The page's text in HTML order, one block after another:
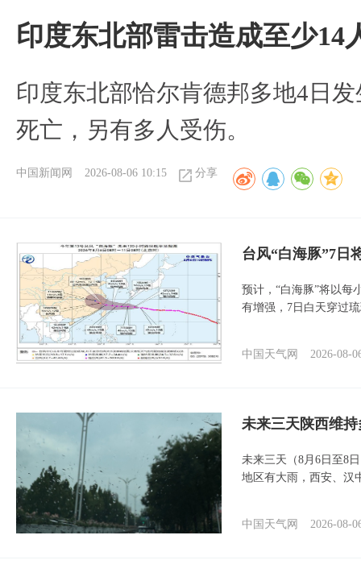
印度东北部雷击造成至少14
印度东北部恰尔肯德邦多地4日
死亡，另有多人受伤。
中国新闻网 2026-08-06 10:15 分享
台风“白海豚”7日
预计，“白海豚”将以每
有增强，7日白天穿过
中国天气网 2026-08-
未来三天陕西维
未来三天（8月6日至8
地区有大雨，西安、汉
中国天气网 2026-08-